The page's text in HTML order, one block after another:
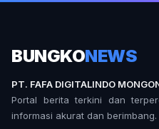
BUNGKONEWS
PT. FAFA DIGITALINDO
Portal berita terkini dan
informasi akurat dan berimbang.